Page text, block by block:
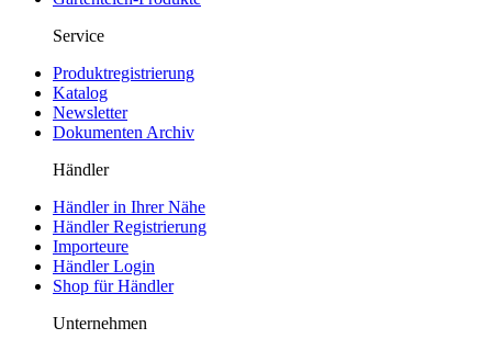
Service
Produktregistrierung
Katalog
Newsletter
Dokumenten Archiv
Händler
Händler in Ihrer Nähe
Händler Registrierung
Importeure
Händler Login
Shop für Händler
Unternehmen